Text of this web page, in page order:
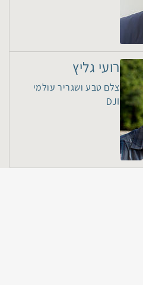
רועי גליץ
צלם טבע ושגריר עולמי
DJI